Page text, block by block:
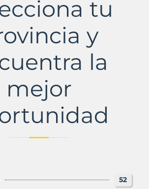
tu
y
la
mejor
52